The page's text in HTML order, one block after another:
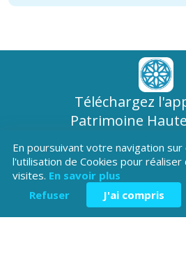
Téléchargez
Patrimoine
En poursuivant votre navigation
l'utilisation de Cookies pour
visites. En savoir plus
Refuser
J'ai compris